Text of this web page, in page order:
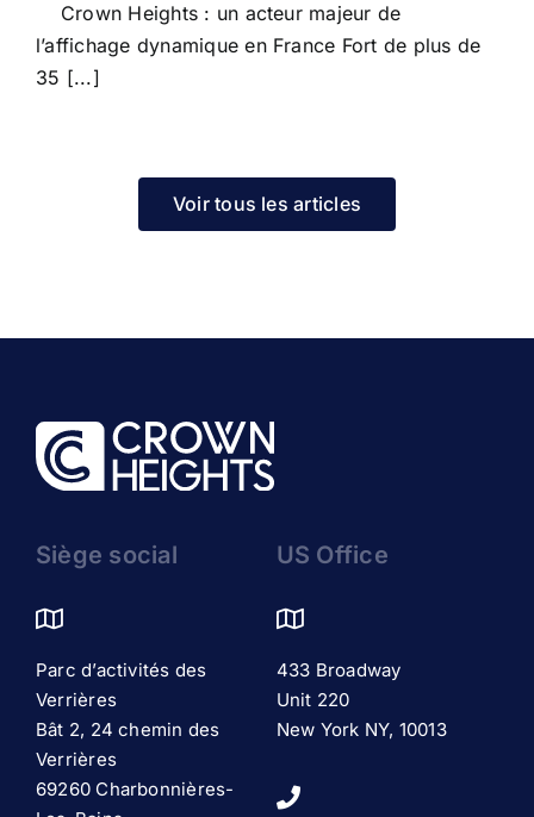
Crown Heights : un acteur majeur de
l’affichage dynamique en France Fort de plus de
35 [...]
Voir tous les articles
Siège social
Parc d’activités des
Verrières
Bât 2, 24 chemin des
Verrières
69260 Charbonnières-
US Office
433 Broadway
Unit 220
New York NY, 10013